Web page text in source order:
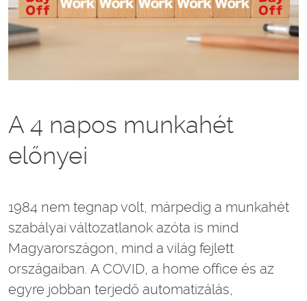
A 4 napos munkahét
előnyei
1984 nem tegnap volt, márpedig a munkahét
szabályai változatlanok azóta is mind
Magyarországon, mind a világ fejlett
országaiban. A COVID, a home office és az
egyre jobban terjedő automatizálás,